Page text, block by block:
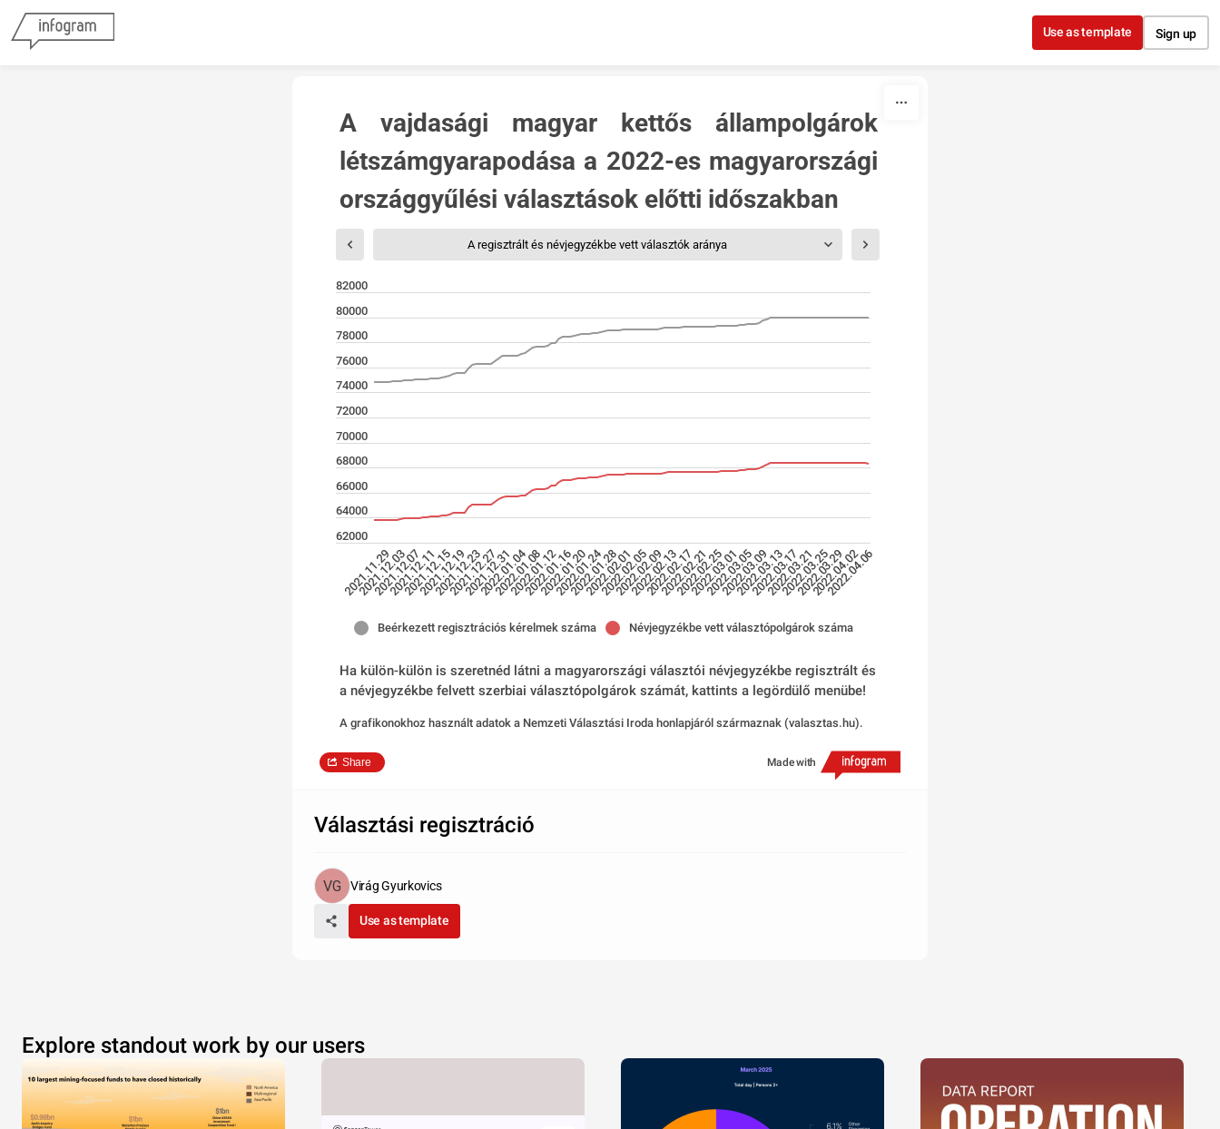
Use as template Sign up
A vajdasági magyar kettős állampolgárok
létszámgyarapodása a 2022-es magyarországi
országgyűlési választások előtti időszakban
A regisztrált és névjegyzékbe vett választók aránya
62000
64000
66000
68000
70000
72000
74000
76000
78000
80000
82000
2021.11.29
2021.12.03
2021.12.07
2021.12.11
2021.12.15
2021.12.19
2021.12.23
2021.12.27
2021.12.31
2022.01.04
2022.01.08
2022.01.12
2022.01.16
2022.01.20
2022.01.24
2022.01.28
2022.02.01
2022.02.05
2022.02.09
2022.02.13
2022.02.17
2022.02.21
2022.02.25
2022.03.01
2022.03.05
2022.03.09
2022.03.13
2022.03.17
2022.03.21
2022.03.25
2022.03.29
2022.04.02
2022.04.06
Beérkezett regisztrációs kérelmek száma Névjegyzékbe vett választópolgárok száma
Ha külön-külön is szeretnéd látni a magyarországi választói névjegyzékbe regisztrált és
a névjegyzékbe felvett szerbiai választópolgárok számát, kattints a legördülő menübe!
A grafikonokhoz használt adatok a Nemzeti Választási Iroda honlapjáról származnak (valasztas.hu).
Share Made with
Választási regisztráció
Virág Gyurkovics
Use as template
Explore standout work by our users